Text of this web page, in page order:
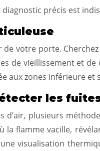
précis est
votre porte.
de vieillissement et
zones inférieure et
les
d’air, plusieurs
flamme vacille,
visualisation